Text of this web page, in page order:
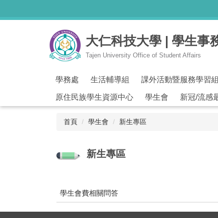
大仁科技大學 | 學生事
Tajen University Office of Student Affairs
學務處 生活輔導組 課外活動暨服務學習組
原住民族學生資源中心 學生會 新冠/流感
首頁 學生會 新生專區
新生專區
學生會費相關問答